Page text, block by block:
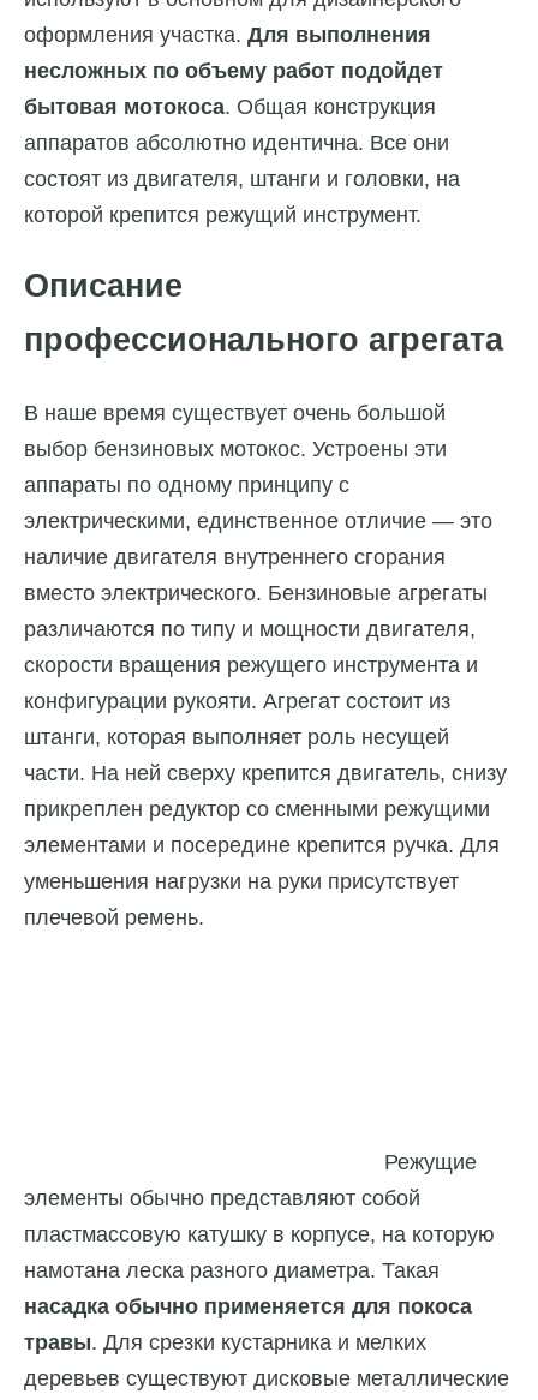
оформления участка. Для выполнения
несложных по объему работ подойдет
бытовая мотокоса. Общая конструкция
аппаратов абсолютно идентична. Все они
состоят из двигателя, штанги и головки, на
которой крепится режущий инструмент.
Описание
профессионального агрегата
В наше время существует очень большой
выбор бензиновых мотокос. Устроены эти
аппараты по одному принципу с
электрическими, единственное отличие — это
наличие двигателя внутреннего сгорания
вместо электрического. Бензиновые агрегаты
различаются по типу и мощности двигателя,
скорости вращения режущего инструмента и
конфигурации рукояти. Агрегат состоит из
штанги, которая выполняет роль несущей
части. На ней сверху крепится двигатель, снизу
прикреплен редуктор со сменными режущими
элементами и посередине крепится ручка. Для
уменьшения нагрузки на руки присутствует
плечевой ремень.
Режущие
элементы обычно представляют собой
пластмассовую катушку в корпусе, на которую
намотана леска разного диаметра. Такая
насадка обычно применяется для покоса
травы. Для срезки кустарника и мелких
деревьев существуют дисковые металлические